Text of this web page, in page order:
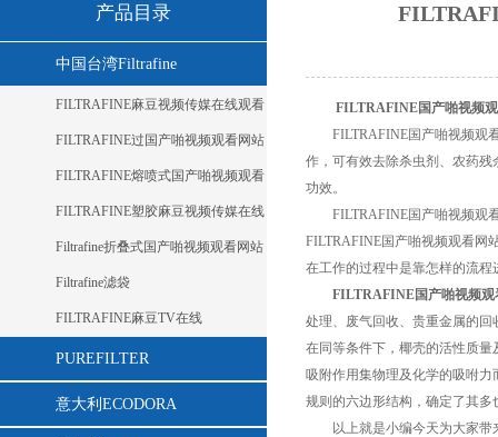
产品目录
中国台湾Filtrafine
FILTRAFINE麻豆视频传媒在线观看
FILTRAFINE过国产啪视频观看网站
麻豆
FILTRAFINE熔喷式国产啪视频观看
网站麻豆
FILTRAFINE塑胶麻豆视频传媒在线
观看
Filtrafine折叠式国产啪视频观看网站
麻豆
Filtrafine滤袋
FILTRAFINE麻豆TV在线
PUREFILTER
意大利ECODORA
FILTRAFINE国产啪视频
FILTRAFINE国产啪视频观看
作，可有效去除杀虫剂、农
功效。
FILTRAFINE国产啪视频观看网
FILTRAFINE国产啪视频观看网站
在工作的过程中是靠怎样的流程进
FILTRAFINE国产啪视频观
处理、废气回收、贵重金属的
在同等条件下，椰壳的活性质量
吸附作用集物理及化学的吸咐力而成
规则的六边形结构，确定了
以上就是小编今天为大家带来